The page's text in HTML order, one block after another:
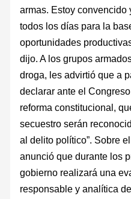
armas. Estoy convencido
todos los días para la
oportunidades
dijo. A los grupos
droga, les advirtió que a
declarar ante el
reforma constitucional,
secuestro serán
al delito político”. Sobre
anunció que durante los
gobierno realizará una
responsable y analítica